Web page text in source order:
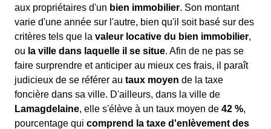
aux propriétaires d'un bien immobilier. Son montant
varie d'une année sur l'autre, bien qu'il soit basé sur des
critères tels que la valeur locative du bien immobilier,
ou la ville dans laquelle il se situe. Afin de ne pas se
faire surprendre et anticiper au mieux ces frais, il paraît
judicieux de se référer au taux moyen de la taxe
foncière dans sa ville. D'ailleurs, dans la ville de
Lamagdelaine, elle s'élève à un taux moyen de 42 %,
pourcentage qui comprend la taxe d'enlèvement des